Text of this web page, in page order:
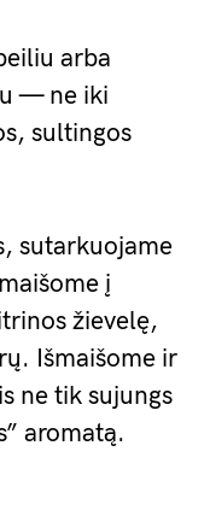
arba
— ne iki
sultingos
sutarkuojame
į
žievelę,
Išmaišome ir
ne tik sujungs
aromatą.